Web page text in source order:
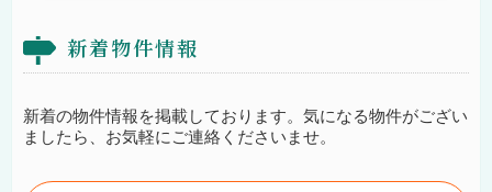
新着物件情報
新着の物件情報を掲載しております。気になる物件がござい
ましたら、お気軽にご連絡くださいませ。